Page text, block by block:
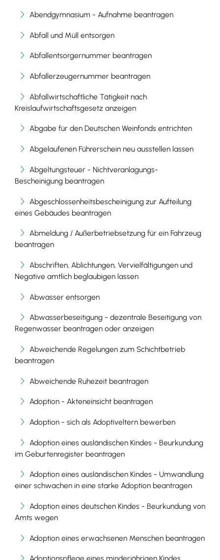
Abendgymnasium - Aufnahme beantragen
Abfall und Müll entsorgen
Abfallentsorgernummer beantragen
Abfallerzeugernummer beantragen
Abfallwirtschaftliche Tätigkeit nach
Kreislaufwirtschaftsgesetz anzeigen
Abgabe für den Deutschen Weinfonds entrichten
Abgelaufenen Führerschein neu ausstellen lassen
Abgeltungsteuer - Nichtveranlagungs-
Bescheinigung beantragen
Abgeschlossenheitsbescheinigung zur Aufteilung
eines Gebäudes beantragen
Abmeldung / Außerbetriebsetzung für ein Fahrzeug
beantragen
Abschriften, Ablichtungen, Vervielfältigungen und
Negative amtlich beglaubigen lassen
Abwasser entsorgen
Abwasserbeseitigung - dezentrale Beseitigung von
Regenwasser beantragen oder anzeigen
Abweichende Regelungen zum Schichtbetrieb
beantragen
Abweichende Ruhezeit beantragen
Adoption - Akteneinsicht beantragen
Adoption - sich als Adoptiveltern bewerben
Adoption eines ausländischen Kindes - Beurkundung
im Geburtenregister beantragen
Adoption eines ausländischen Kindes - Umwandlung
einer schwachen in eine starke Adoption beantragen
Adoption eines deutschen Kindes - Beurkundung von
Amts wegen
Adoption eines erwachsenen Menschen beantragen